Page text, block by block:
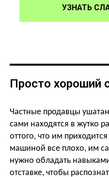
УЗНАТЬ
Просто хороший
Частные продавцы
сами находятся в жутко
оттого, что им
машиной все плохо, им
нужно обладать
отставке, чтобы